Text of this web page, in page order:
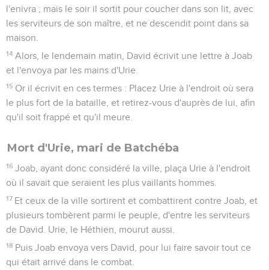
l'enivra ; mais le soir il sortit pour coucher dans son lit, avec
les serviteurs de son maître, et ne descendit point dans sa
maison.
14 Alors, le lendemain matin, David écrivit une lettre à Joab
et l'envoya par les mains d'Urie.
15 Or il écrivit en ces termes : Placez Urie à l'endroit où sera
le plus fort de la bataille, et retirez-vous d'auprès de lui, afin
qu'il soit frappé et qu'il meure.
Mort d'Urie, mari de Batchéba
16 Joab, ayant donc considéré la ville, plaça Urie à l'endroit
où il savait que seraient les plus vaillants hommes.
17 Et ceux de la ville sortirent et combattirent contre Joab, et
plusieurs tombèrent parmi le peuple, d'entre les serviteurs
de David. Urie, le Héthien, mourut aussi.
18 Puis Joab envoya vers David, pour lui faire savoir tout ce
qui était arrivé dans le combat.